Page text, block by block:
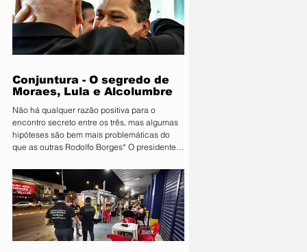
Centro-Oeste. A organização lançou
oficialmente a 11ª edição da Farm Show MT.
Consolidada como um ambiente de negócios
que movimenta quantias milionárias, a feira
traz como principal bandeira o lema
Conjuntura - O segredo de
Moraes, Lula e Alcolumbre
Não há qualquer razão positiva para o
encontro secreto entre os três, mas algumas
hipóteses são bem mais problemáticas do
que as outras Rodolfo Borges* O presidente
direita na foto), esteve na casa do ministro e
próximo presidente do Supremo Tribunal
Federal (STF) Alexandre de Moraes (à
esquerda na foto) na noite de terça-feira, 4.
Questionado sobre o que foi discutido no
encontro, que também contou com a